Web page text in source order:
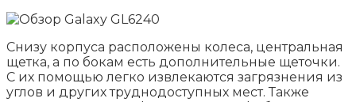
Снизу корпуса расположены колеса, центральная
щетка, а по бокам есть дополнительные щеточки.
С их помощью легко извлекаются загрязнения из
углов и других труднодоступных мест. Также